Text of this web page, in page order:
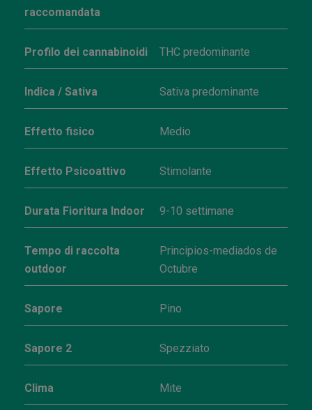
raccomandata
Profilo dei cannabinoidi THC predominante
Indica / Sativa Sativa predominante
Effetto fisico Medio
Effetto Psicoattivo Stimolante
Durata Fioritura Indoor 9-10 settimane
Tempo di raccolta
outdoor
Principios-mediados de
Octubre
Sapore Pino
Sapore 2 Spezziato
Clima Mite